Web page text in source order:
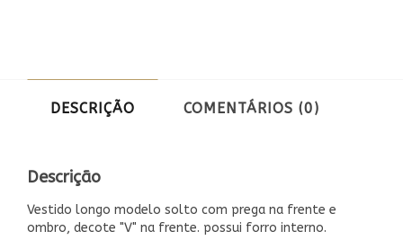
DESCRIÇÃO COMENTÁRIOS (0)
Descrição
Vestido longo modelo solto com prega na frente e
ombro, decote "V" na frente. possui forro interno.